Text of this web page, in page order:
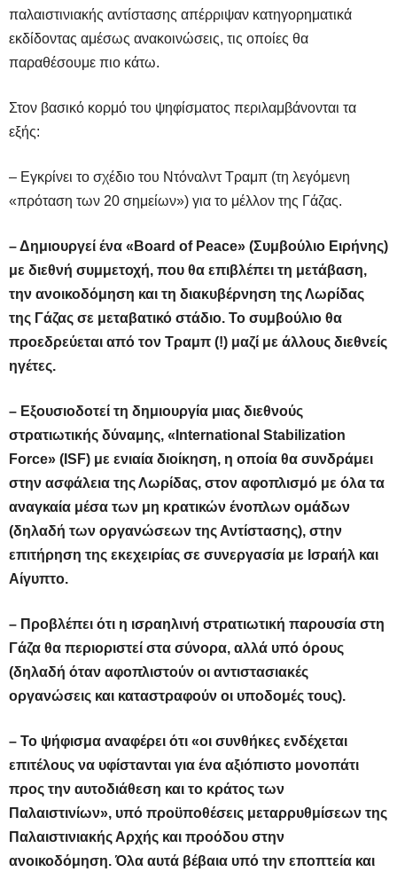
παλαιστινιακής αντίστασης απέρριψαν κατηγορηματικά
εκδίδοντας αμέσως ανακοινώσεις, τις οποίες θα
παραθέσουμε πιο κάτω.
Στον βασικό κορμό του ψηφίσματος περιλαμβάνονται τα
εξής:
– Εγκρίνει το σχέδιο του Ντόναλντ Τραμπ (τη λεγόμενη
«πρόταση των 20 σημείων») για το μέλλον της Γάζας.
– Δημιουργεί ένα «Board of Peace» (Συμβούλιο Ειρήνης)
με διεθνή συμμετοχή, που θα επιβλέπει τη μετάβαση,
την ανοικοδόμηση και τη διακυβέρνηση της Λωρίδας
της Γάζας σε μεταβατικό στάδιο. Το συμβούλιο θα
προεδρεύεται από τον Τραμπ (!) μαζί με άλλους διεθνείς
ηγέτες.
– Εξουσιοδοτεί τη δημιουργία μιας διεθνούς
στρατιωτικής δύναμης, «International Stabilization
Force» (ISF) με ενιαία διοίκηση, η οποία θα συνδράμει
στην ασφάλεια της Λωρίδας, στον αφοπλισμό με όλα τα
αναγκαία μέσα των μη κρατικών ένοπλων ομάδων
(δηλαδή των οργανώσεων της Αντίστασης), στην
επιτήρηση της εκεχειρίας σε συνεργασία με Ισραήλ και
Αίγυπτο.
– Προβλέπει ότι η ισραηλινή στρατιωτική παρουσία στη
Γάζα θα περιοριστεί στα σύνορα, αλλά υπό όρους
(δηλαδή όταν αφοπλιστούν οι αντιστασιακές
οργανώσεις και καταστραφούν οι υποδομές τους).
– Το ψήφισμα αναφέρει ότι «οι συνθήκες ενδέχεται
επιτέλους να υφίστανται για ένα αξιόπιστο μονοπάτι
προς την αυτοδιάθεση και το κράτος των
Παλαιστινίων», υπό προϋποθέσεις μεταρρυθμίσεων της
Παλαιστινιακής Αρχής και προόδου στην
ανοικοδόμηση. Όλα αυτά βέβαια υπό την εποπτεία και